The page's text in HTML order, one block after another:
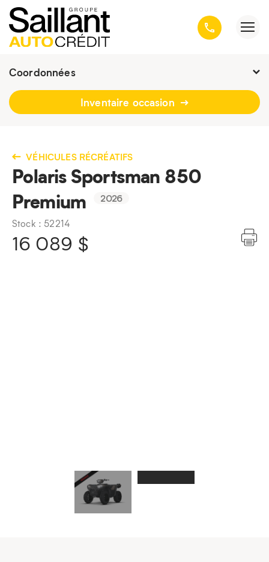
Coordonnées
Présentement ouvert jusqu'à 19h
418 659-6431
Inventaire occasion
VÉHICULES RÉCRÉATIFS
Polaris Sportsman 850
Premium
2026
Stock : 52214
16 089 $